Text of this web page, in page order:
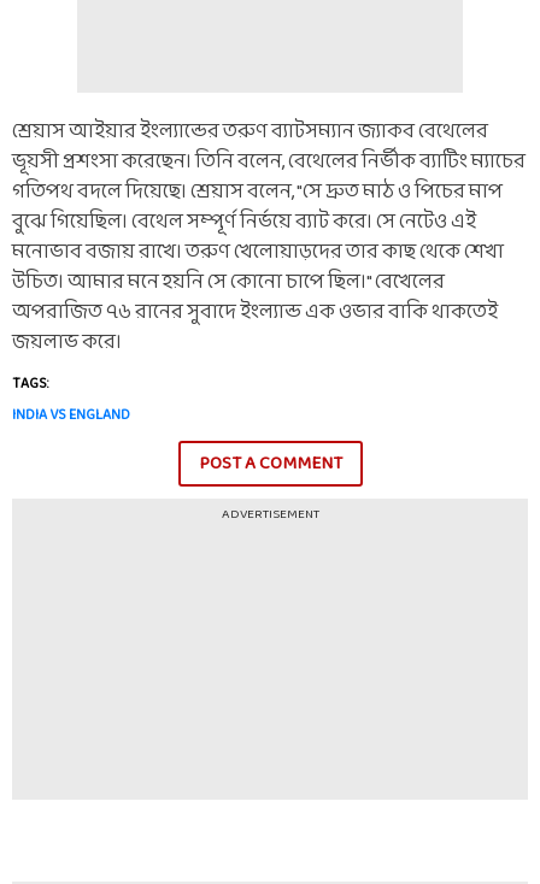
শ্রেয়াস আইয়ার ইংল্যান্ডের তরুণ ব্যাটসম্যান জ্যাকব বেথেলের
ভূয়সী প্রশংসা করেছেন। তিনি বলেন, বেথেলের নির্ভীক ব্যাটিং ম্যাচের
গতিপথ বদলে দিয়েছে। শ্রেয়াস বলেন, "সে দ্রুত মাঠ ও পিচের মাপ
বুঝে গিয়েছিল। বেথেল সম্পূর্ণ নির্ভয়ে ব্যাট করে। সে নেটেও এই
মনোভাব বজায় রাখে। তরুণ খেলোয়াড়দের তার কাছ থেকে শেখা
উচিত। আমার মনে হয়নি সে কোনো চাপে ছিল।" বেখেলের
অপরাজিত ৭৬ রানের সুবাদে ইংল্যান্ড এক ওভার বাকি থাকতেই
জয়লাভ করে।
TAGS:
INDIA VS ENGLAND
POST A COMMENT
ADVERTISEMENT